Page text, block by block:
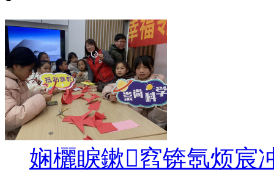
娴欐睙鏉窞锛氬烦宸